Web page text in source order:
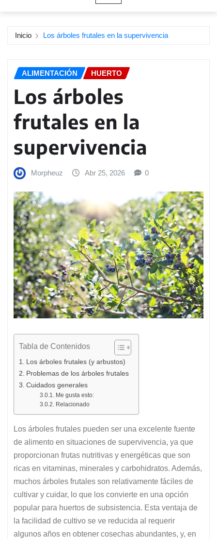
Inicio Los árboles frutales en la supervivencia
ALIMENTACIÓN HUERTO
Los árboles
frutales en la
supervivencia
Morpheuz Abr 25, 2026 0
Tabla de Contenidos
Los árboles frutales (y arbustos)
Problemas de los árboles frutales
Cuidados generales
Me gusta esto:
Relacionado
Los árboles frutales pueden ser una excelente fuente
de alimento en situaciones de supervivencia, ya que
proporcionan frutas nutritivas y energéticas que son
ricas en vitaminas, minerales y carbohidratos. Además,
muchos árboles frutales son relativamente fáciles de
cultivar y cuidar, lo que los convierte en una opción
popular para huertos de subsistencia. Esta ventaja de
la facilidad de cultivo se ve reducida al requerir
algunos años en obtener cosechas abundantes, y, en